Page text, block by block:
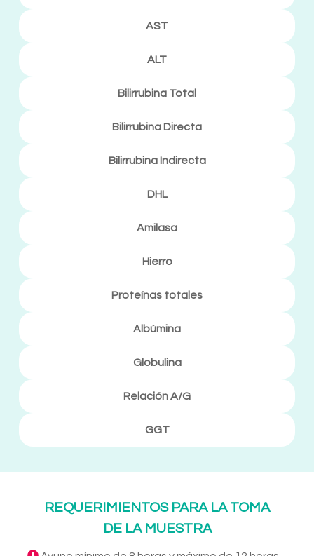
AST
ALT
Bilirrubina Total
Bilirrubina Directa
Bilirrubina Indirecta
DHL
Amilasa
Hierro
Proteínas totales
Albúmina
Globulina
Relación A/G
GGT
REQUERIMIENTOS PARA LA TOMA
DE LA MUESTRA